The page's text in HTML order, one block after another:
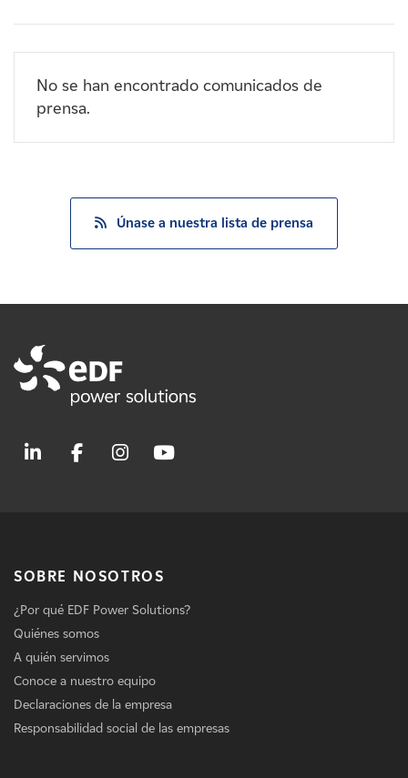
No se han encontrado comunicados de
prensa.
Únase a nuestra lista de prensa
SOBRE NOSOTROS
¿Por qué EDF Power Solutions?
Quiénes somos
A quién servimos
Conoce a nuestro equipo
Declaraciones de la empresa
Responsabilidad social de las empresas